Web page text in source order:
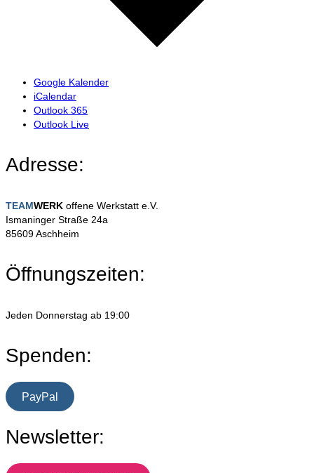
Google Kalender
iCalendar
Outlook 365
Outlook Live
Adresse:
TEAMWERK offene Werkstatt e.V.
Ismaninger Straße 24a
85609 Aschheim
Öffnungszeiten:
Jeden Donnerstag ab 19:00
Spenden:
PayPal
Newsletter: